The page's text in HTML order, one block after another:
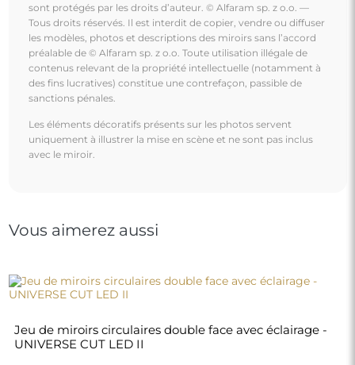
sont protégés par les droits d’auteur. © Alfaram sp. z o.o. —
Tous droits réservés. Il est interdit de copier, vendre ou diffuser
les modèles, photos et descriptions des miroirs sans l’accord
préalable de © Alfaram sp. z o.o. Toute utilisation illégale de
contenus relevant de la propriété intellectuelle (notamment à
des fins lucratives) constitue une contrefaçon, passible de
sanctions pénales.
Les éléments décoratifs présents sur les photos servent
uniquement à illustrer la mise en scène et ne sont pas inclus
avec le miroir.
Vous aimerez aussi
Jeu de miroirs circulaires double face avec éclairage -
UNIVERSE CUT LED II